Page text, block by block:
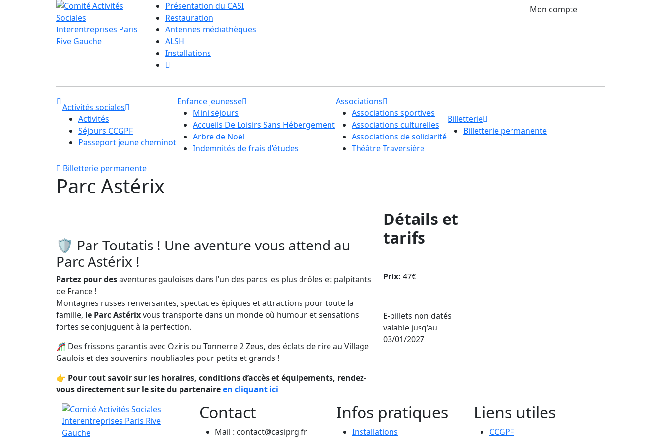
Présentation du CASI
Restauration
Antennes médiathèques
ALSH
Installations
Mon compte
Activités sociales
Activités
Séjours CCGPF
Passeport jeune cheminot
Enfance jeunesse
Mini séjours
Accueils De Loisirs Sans Hébergement
Arbre de Noël
Indemnités de frais d’études
Associations
Associations sportives
Associations culturelles
Associations de solidarité
Théâtre Traversière
Billetterie
Billetterie permanente
Billetterie permanente
Parc Astérix
🛡️ Par Toutatis ! Une aventure vous attend au
Parc Astérix !
Partez pour desaventures gauloises dans l’un des parcs les plus drôles et palpitants
de France !
Montagnes russes renversantes, spectacles épiques et attractions pour toute la
famille, le Parc Astérixvous transporte dans un monde où humour et sensations
fortes se conjuguent à la perfection.
🎢 Des frissons garantis avec Oziris ou Tonnerre 2 Zeus, des éclats de rire au Village
Gaulois et des souvenirs inoubliables pour petits et grands !
👉 Pour tout savoir sur les horaires, conditions d’accès et équipements, rendez-
vous directement sur le site du partenaireen cliquant ici
Détails et
tarifs
Prix: 47€
E-billets non datés
valable jusq’au
03/01/2027
Contact
Mail : contact@casiprg.fr
Infos pratiques
Installations
Liens utiles
CCGPF